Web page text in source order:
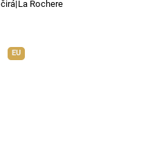
čirá|La Rochere
EU